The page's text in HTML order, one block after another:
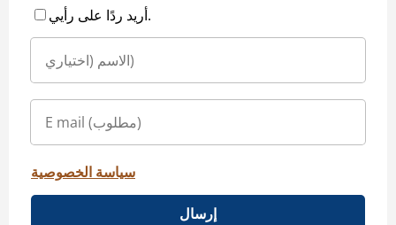
أريد ردًا على رأيي.
سياسة الخصوصية
إرسال